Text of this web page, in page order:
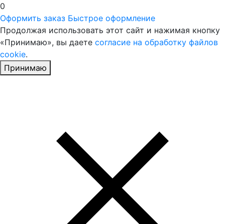
0
Оформить заказ Быстрое оформление
Продолжая использовать этот сайт и нажимая кнопку
«Принимаю», вы даете согласие на обработку файлов
cookie.
Принимаю